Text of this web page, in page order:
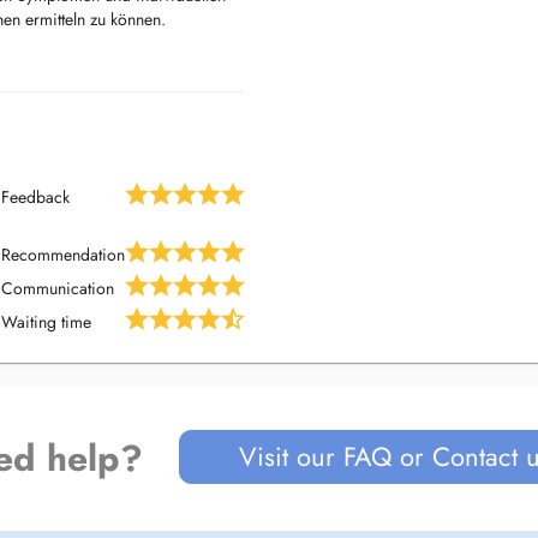
ermitteln zu können.
und
ist, ergänze ich meine
Kommunikation die Qualität
Feedback
Recommendation
Communication
Waiting time
help? Visit our FAQ or Contact